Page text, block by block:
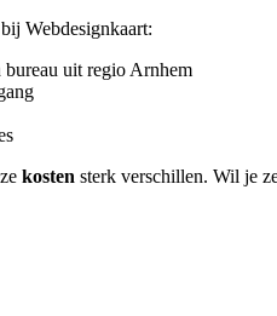
Webdesignkaart:
uit regio Arnhem
kosten sterk verschillen. Wil je